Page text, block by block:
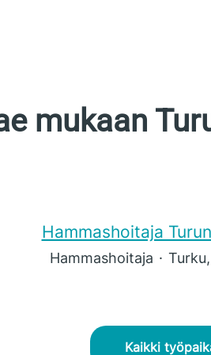
mukaan
Hammashoitaja
Hammashoitaja ·
Kaikki